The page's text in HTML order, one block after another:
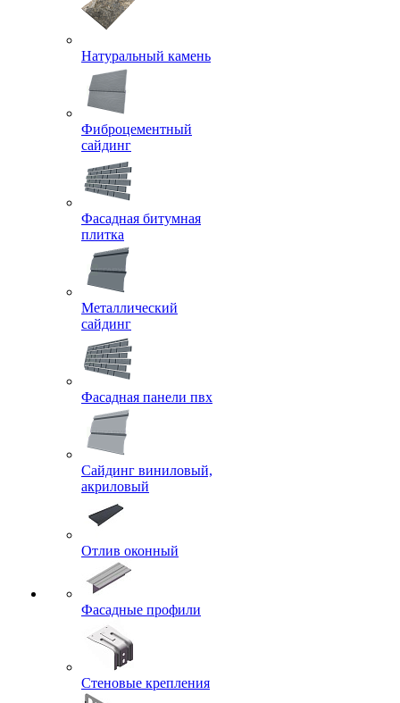
Натуральный камень
Фиброцементный
сайдинг
Фасадная битумная
плитка
Металлический
сайдинг
Фасадная панели пвх
Сайдинг виниловый,
акриловый
Отлив оконный
Фасадные профили
Стеновые крепления